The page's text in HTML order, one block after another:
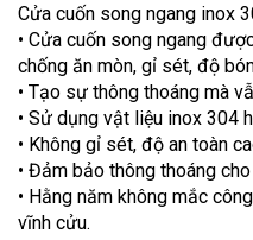
Cửa cuốn song ngang inox
• Cửa cuốn song ngang
chống ăn mòn, gỉ sét, độ
• Tạo sự thông thoáng mà
• Sử dụng vật liệu inox 304
• Không gỉ sét, độ an toàn
• Đảm bảo thông thoáng
• Hằng năm không mắc
vĩnh cửu.